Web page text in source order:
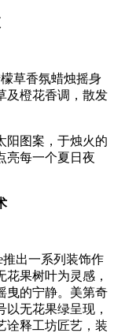
草香氛蜡烛摇身
及橙花香调，散发
阳图案，于烛火的
亮每一个夏日夜
出一系列装饰作
果树叶为灵感，
曳的宁静。美第奇
无花果绿呈现，
诠释工坊匠艺，装